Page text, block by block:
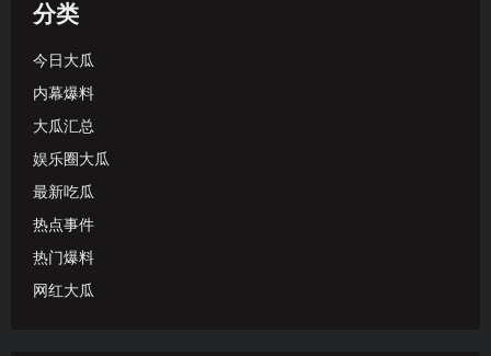
分类
今日大瓜
内幕爆料
大瓜汇总
娱乐圈大瓜
最新吃瓜
热点事件
热门爆料
网红大瓜